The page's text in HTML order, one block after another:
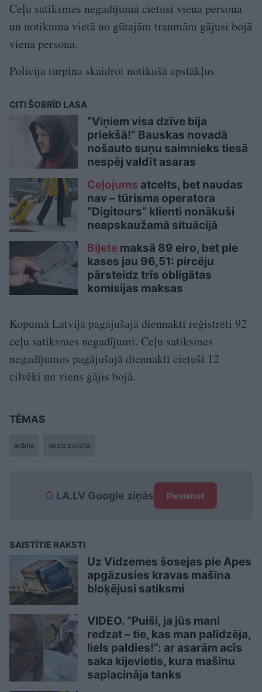
Ceļu satiksmes negadījumā cietusi viena persona
un notikuma vietā no gūtajām traumām gājusi bojā
viena persona.
Policija turpina skaidrot notikušā apstākļus.
CITI ŠOBRĪD LASA
“Viņiem visa dzīve bija
priekšā!” Bauskas novadā
nošauto suņu saimnieks tiesā
nespēj valdīt asaras
Ceļojums atcelts, bet naudas
nav – tūrisma operatora
“Digitours” klienti nonākuši
neapskaužamā situācijā
Biļete maksā 89 eiro, bet pie
kases jau 96,51: pircēju
pārsteidz trīs obligātas
komisijas maksas
Kopumā Latvijā pagājušajā diennaktī reģistrēti 92
ceļu satiksmes negadījumi. Ceļu satiksmes
negadījumos pagājušajā diennaktī cietuši 12
cilvēki un viens gājis bojā.
TĒMAS
avārija Valsts policija
LA.LV Google ziņās Pievienot
SAISTĪTIE RAKSTI
Uz Vidzemes šosejas pie Apes
apgāzusies kravas mašīna
bloķējusi satiksmi
VIDEO. “Puiši, ja jūs mani
redzat – tie, kas man palīdzēja,
liels paldies!”: ar asarām acīs
saka kijevietis, kura mašīnu
saplacināja tanks